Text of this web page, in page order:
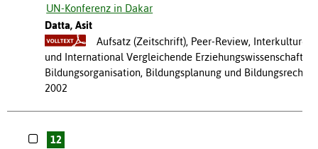
UN-Konferenz in Dakar
Datta, Asit
Aufsatz (Zeitschrift), Peer-Review,
und International Vergleichende Erziehungswissenschaft,
Bildungsorganisation, Bildungsplanung und Bildungsrecht
2002
12